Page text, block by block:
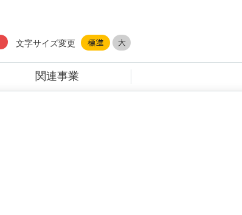
文字サイズ変更
関連事業